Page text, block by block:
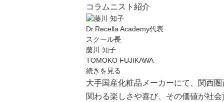
コラムニスト紹介
Dr.Recella Academy代表
スクール長
藤川 知子
TOMOKO FUJIKAWA
続きを見る
大手国産化粧品メーカーにて、関西
関わる楽しさや喜び、その価値が社